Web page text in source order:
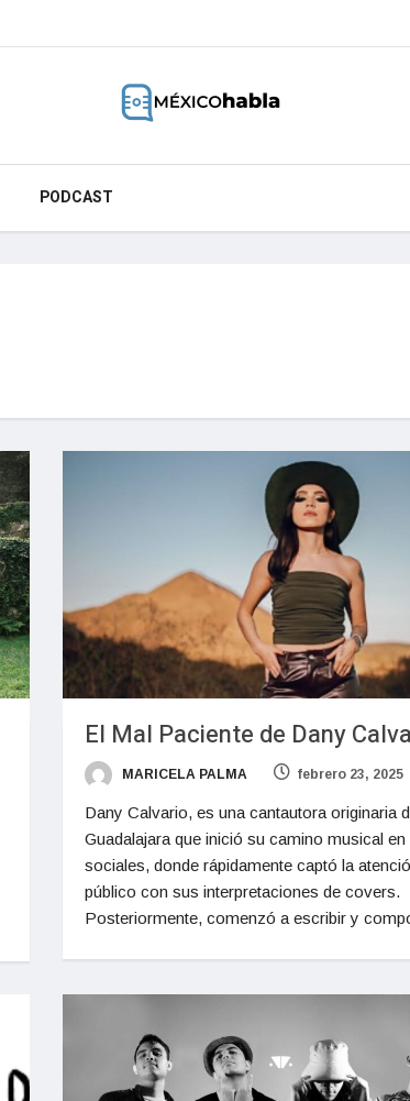
PODCAST
El Mal Paciente de Dany
MARICELA PALMA febrero 23, 2025
Dany Calvario, es una cantautora originaria
Guadalajara que inició su camino musical en
sociales, donde rápidamente captó la
público con sus interpretaciones de covers.
Posteriormente, comenzó a escribir y